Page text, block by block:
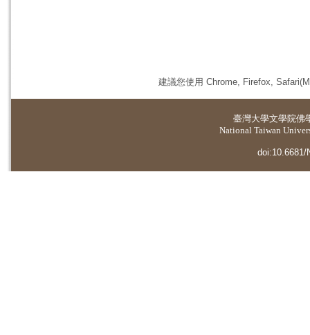
建議您使用 Chrome, Firefox,
臺灣大學文學院佛
National Taiwan
doi:10.6681/